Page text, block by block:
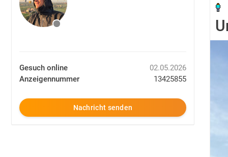
Gesuch online
02.05.2026
Anzeigennummer
13425855
Nachricht senden